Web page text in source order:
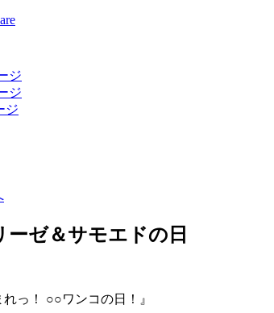
ーゼ＆サモエドの日
っ！ ○○ワンコの日！』